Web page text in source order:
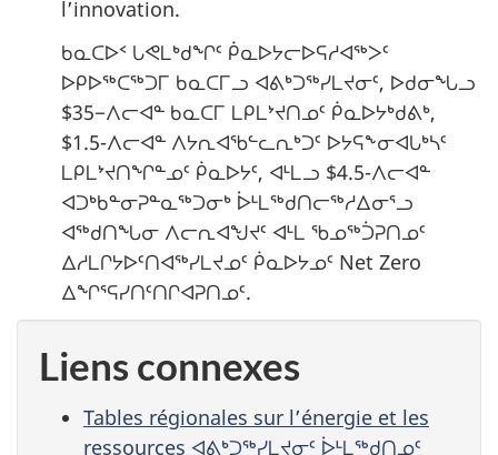
l’innovation.
ᑲᓇᑕᐅᑉ ᒐᕙᒪᒃᑯᖏᑦ ᑮᓇᐅᔭᓕᐅᕋᓱᐊᖅᐳᑦ
ᐅᑭᐅᖅᑕᖅᑐᒥ ᑲᓇᑕᒥᓗ ᐊᕕᒃᑐᖅᓯᒪᔪᓂᑦ, ᐅᑯᓂᖓᓗ
$35−ᐱᓕᐊᓐ ᑲᓇᑕᒥ ᒪᑭᒪᔾᔪᑎᓄᑦ ᑮᓇᐅᔭᒃᑯᕕᒃ,
$1.5-ᐱᓕᐊᓐ ᐱᔭᕆᐊᖃᓪᓚᕆᒃᑐᑦ ᐅᔭᕋᖕᓂᐊᒐᒃᓴᑦ
ᒪᑭᒪᔾᔪᑎᖏᓐᓄᑦ ᑮᓇᐅᔭᑦ, ᐊᒻᒪᓗ $4.5-ᐱᓕᐊᓐ
ᐊᑐᒃᑲᓐᓂᕈᓐᓇᖅᑐᓂᒃ ᐆᒻᒪᖅᑯᑎᓕᖅᓱᐃᓂᕐᓗ
ᐊᖅᑯᑎᖓᓂ ᐱᓕᕆᐊᖑᔪᑦ ᐊᒻᒪ ᖃᓄᖅᑑᕈᑎᓄᑦ
ᐃᓱᒪᒋᔭᐅᑦᑎᐊᖅᓯᒪᔪᓄᑦ ᑮᓇᐅᔭᓄᑦ Net Zero
ᐃᖏᕐᕋᓯᑎᑦᑎᒋᐊᕈᑎᓄᑦ.
Liens connexes
Tables régionales sur l’énergie et les
ressources ᐊᕕᒃᑐᖅᓯᒪᔪᓂᑦ ᐆᒻᒪᖅᑯᑎᓄᑦ